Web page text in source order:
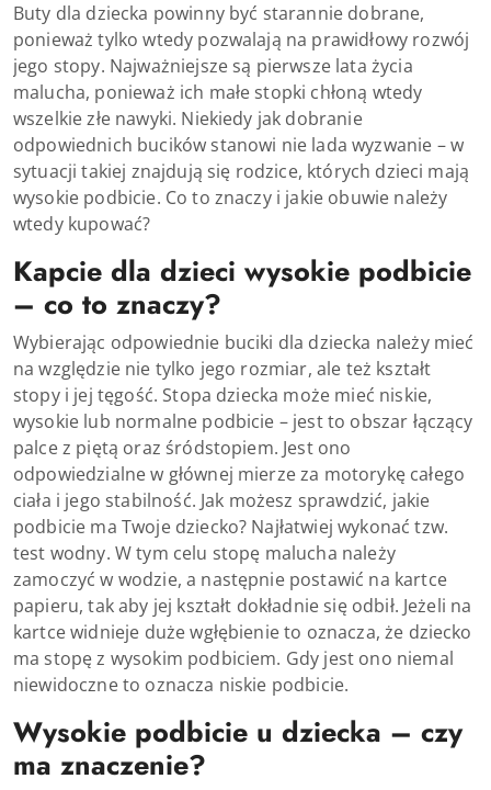
Buty dla dziecka powinny być starannie dobrane,
ponieważ tylko wtedy pozwalają na prawidłowy rozwój
jego stopy. Najważniejsze są pierwsze lata życia
malucha, ponieważ ich małe stopki chłoną wtedy
wszelkie złe nawyki. Niekiedy jak dobranie
odpowiednich bucików stanowi nie lada wyzwanie – w
sytuacji takiej znajdują się rodzice, których dzieci mają
wysokie podbicie. Co to znaczy i jakie obuwie należy
wtedy kupować?
Kapcie dla dzieci wysokie podbicie
– co to znaczy?
Wybierając odpowiednie buciki dla dziecka należy mieć
na względzie nie tylko jego rozmiar, ale też kształt
stopy i jej tęgość. Stopa dziecka może mieć niskie,
wysokie lub normalne podbicie – jest to obszar łączący
palce z piętą oraz śródstopiem. Jest ono
odpowiedzialne w głównej mierze za motorykę całego
ciała i jego stabilność. Jak możesz sprawdzić, jakie
podbicie ma Twoje dziecko? Najłatwiej wykonać tzw.
test wodny. W tym celu stopę malucha należy
zamoczyć w wodzie, a następnie postawić na kartce
papieru, tak aby jej kształt dokładnie się odbił. Jeżeli na
kartce widnieje duże wgłębienie to oznacza, że dziecko
ma stopę z wysokim podbiciem. Gdy jest ono niemal
niewidoczne to oznacza niskie podbicie.
Wysokie podbicie u dziecka – czy
ma znaczenie?